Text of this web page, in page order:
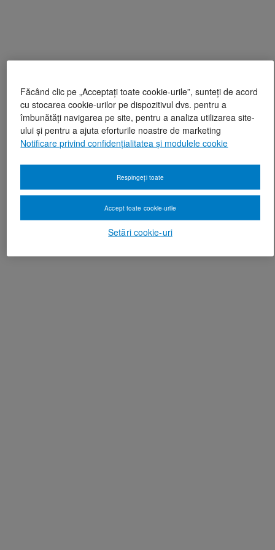
Făcând clic pe „Acceptați toate cookie-urile”, sunteți de acord
cu stocarea cookie-urilor pe dispozitivul dvs. pentru a
îmbunătăți navigarea pe site, pentru a analiza utilizarea site-
ului și pentru a ajuta eforturile noastre de marketing
Notificare privind confidențialitatea și modulele cookie
Setări cookie-uri
Respingeți toate
Accept toate cookie-urile